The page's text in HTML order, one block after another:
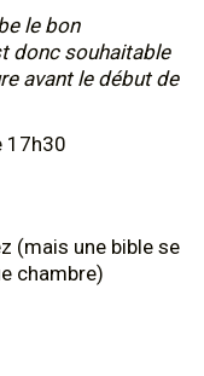
le bon
donc souhaitable
avant le début de
17h30
(mais une bible se
chambre)